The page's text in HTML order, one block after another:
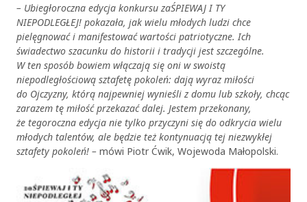
– Ubiegłoroczna edycja konkursu zaŚPIEWAJ I TY
NIEPODLEGŁEJ! pokazała, jak wielu młodych ludzi chce
pielęgnować i manifestować wartości patriotyczne. Ich
świadectwo szacunku do historii i tradycji jest szczególne.
W ten sposób bowiem włączają się oni w swoistą
niepodległościową sztafetę pokoleń: dają wyraz miłości
do Ojczyzny, którą najpewniej wynieśli z domu lub szkoły, chcąc
zarazem tę miłość przekazać dalej. Jestem przekonany,
że tegoroczna edycja nie tylko przyczyni się do odkrycia wielu
młodych talentów, ale będzie też kontynuacją tej niezwykłej
sztafety pokoleń! –mówi Piotr Ćwik, Wojewoda Małopolski.